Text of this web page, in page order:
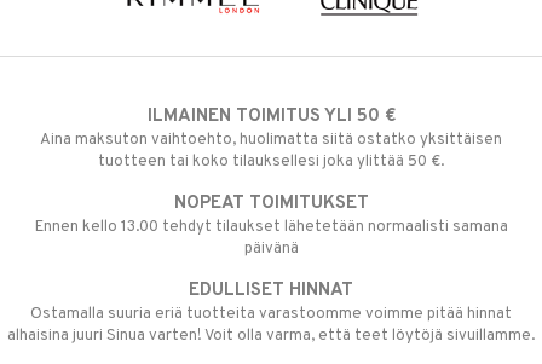
ILMAINEN TOIMITUS YLI 50 €
Aina maksuton vaihtoehto, huolimatta siitä ostatko yksittäisen
tuotteen tai koko tilauksellesi joka ylittää 50 €.
NOPEAT TOIMITUKSET
Ennen kello 13.00 tehdyt tilaukset lähetetään normaalisti samana
päivänä
EDULLISET HINNAT
Ostamalla suuria eriä tuotteita varastoomme voimme pitää hinnat
alhaisina juuri Sinua varten! Voit olla varma, että teet löytöjä sivuillamme.